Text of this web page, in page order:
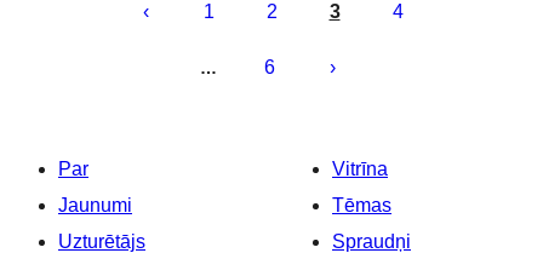
numerācija
lappusēm
1 2 3 4
… 6
Par
Jaunumi
Uzturētājs
Vitrīna
Tēmas
Spraudņi